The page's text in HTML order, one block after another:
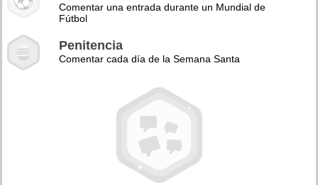
Comentar una entrada durante un Mundial de
Fútbol
Penitencia
Comentar cada día de la Semana Santa